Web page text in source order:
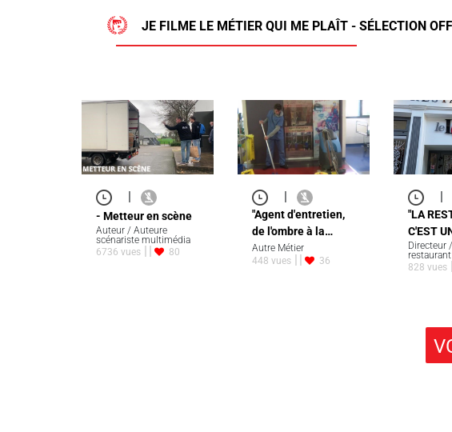
JE FILME LE MÉTIER QUI ME PLAÎT - SÉLECTION
- Metteur en scène
Auteur / Auteure
scénariste multimédia
6736 vues
80
"Agent d'entretien,
de l'ombre à la…
Autre Métier
448 vues
36
"LA
C'EST
Directeur
restaurant
828 vues